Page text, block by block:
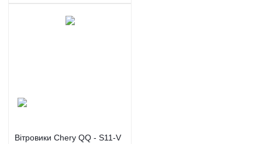
Вітровики Chery QQ - S11-V